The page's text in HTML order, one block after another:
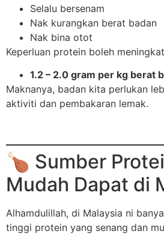
Selalu bersenam
Nak kurangkan berat badan
Nak bina otot
Keperluan protein boleh
1.2 – 2.0 gram per kg berat
Maknanya, badan kita perlukan
aktiviti dan pembakaran lemak.
🍗 Sumber
Mudah Dapat di
Alhamdulillah, di Malaysia ni
tinggi protein yang senang dan